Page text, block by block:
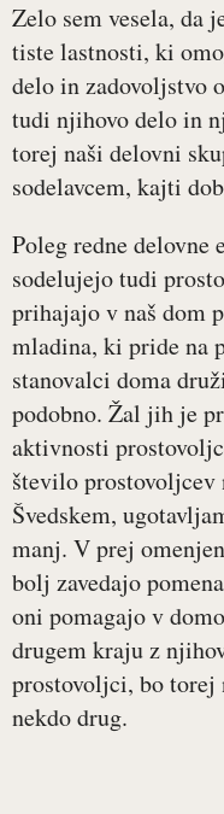
Zelo sem vesela, da
tiste lastnosti, ki
delo in zadovoljstvo
tudi njihovo delo in
torej naši delovni
sodelavcem, kajti
Poleg redne delovne
sodelujejo tudi
prihajajo v naš dom
mladina, ki pride na
stanovalci doma
podobno. Žal jih je
aktivnosti
število prostovoljcev
Švedskem,
manj. V prej
bolj zavedajo
oni pomagajo v
drugem kraju z
prostovoljci, bo torej
nekdo drug.